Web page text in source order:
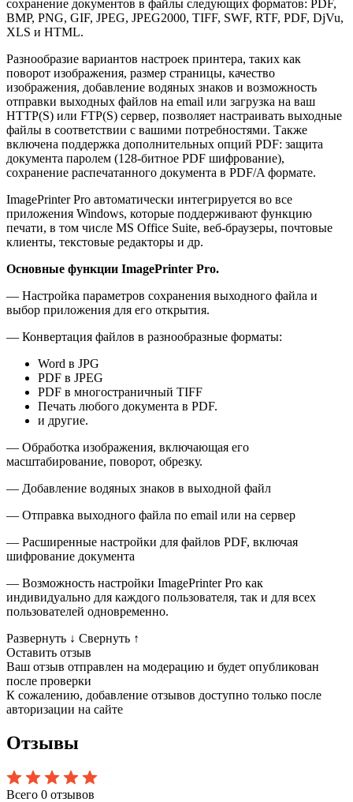
сохранение документов в файлы следующих форматов: PDF,
BMP, PNG, GIF, JPEG, JPEG2000, TIFF, SWF, RTF, PDF, DjVu,
XLS и HTML.
Разнообразие вариантов настроек принтера, таких как
поворот изображения, размер страницы, качество
изображения, добавление водяных знаков и возможность
отправки выходных файлов на email или загрузка на ваш
HTTP(S) или FTP(S) сервер, позволяет настраивать выходные
файлы в соответствии с вашими потребностями. Также
включена поддержка дополнительных опций PDF: защита
документа паролем (128-битное PDF шифрование),
сохранение распечатанного документа в PDF/A формате.
ImagePrinter Pro автоматически интегрируется во все
приложения Windows, которые поддерживают функцию
печати, в том числе MS Office Suite, веб-браузеры, почтовые
клиенты, текстовые редакторы и др.
Основные функции ImagePrinter Pro.
— Настройка параметров сохранения выходного файла и
выбор приложения для его открытия.
— Конвертация файлов в разнообразные форматы:
Word в JPG
PDF в JPEG
PDF в многостраничный TIFF
Печать любого документа в PDF.
и другие.
— Обработка изображения, включающая его
масштабирование, поворот, обрезку.
— Добавление водяных знаков в выходной файл
— Отправка выходного файла по email или на сервер
— Расширенные настройки для файлов PDF, включая
шифрование документа
— Возможность настройки ImagePrinter Pro как
индивидуально для каждого пользователя, так и для всех
пользователей одновременно.
Развернуть ↓ Свернуть ↑
Оставить отзыв
Ваш отзыв отправлен на модерацию и будет опубликован
после проверки
К сожалению, добавление отзывов доступно только после
авторизации на сайте
Отзывы
Всего 0 отзывов